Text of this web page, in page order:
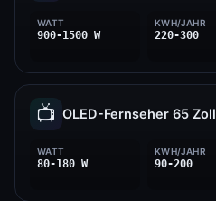
WATT
900-1500 W
KWH/JAHR
220-300
📺 OLED-Fernseher 65 Zoll
WATT
80-180 W
KWH/JAHR
90-200